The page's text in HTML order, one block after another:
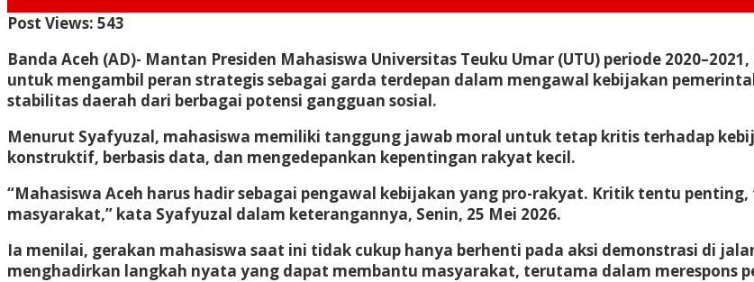
Post Views: 543
Banda Aceh (AD)- Mantan Presiden Mahasiswa Universitas Teuku Umar (UTU) periode
untuk mengambil peran strategis sebagai garda terdepan dalam mengawal kebijakan
stabilitas daerah dari berbagai potensi gangguan sosial.
Menurut Syafyuzal, mahasiswa memiliki tanggung jawab moral untuk tetap kritis terhadap
konstruktif, berbasis data, dan mengedepankan kepentingan rakyat kecil.
“Mahasiswa Aceh harus hadir sebagai pengawal kebijakan yang pro-rakyat. Kritik tentu
masyarakat,” kata Syafyuzal dalam keterangannya, Senin, 25 Mei 2026.
Ia menilai, gerakan mahasiswa saat ini tidak cukup hanya berhenti pada aksi demonstrasi di
menghadirkan langkah nyata yang dapat membantu masyarakat, terutama dalam merespons